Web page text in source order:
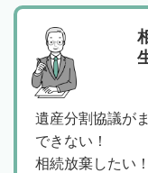
遺産分割協議が
できない！
相続放棄したい